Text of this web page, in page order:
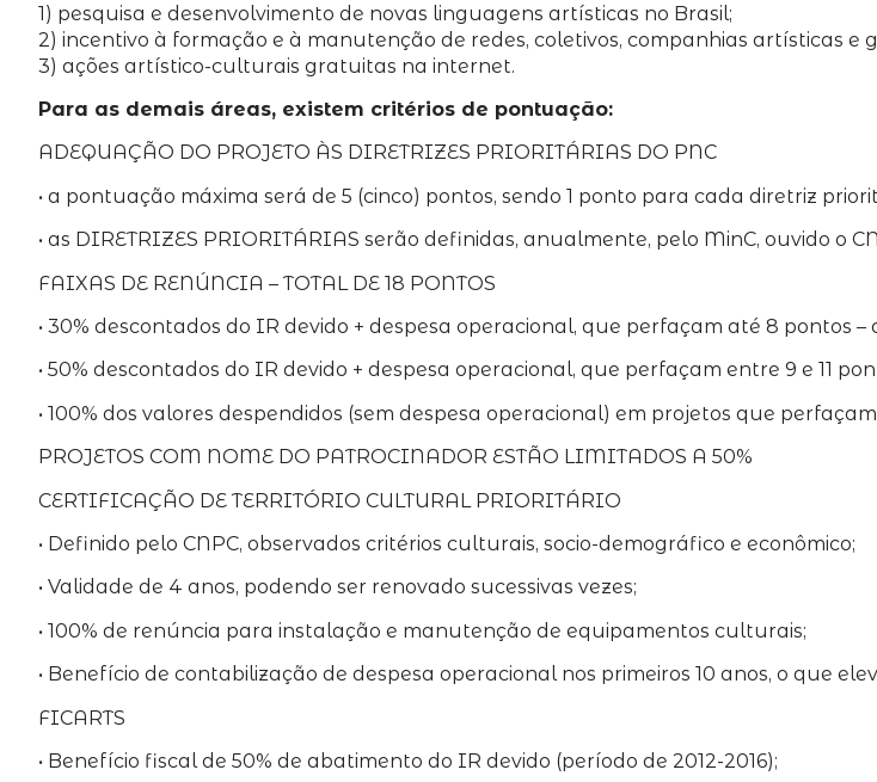
1) pesquisa e desenvolvimento de novas linguagens artísticas no Brasil;
2) incentivo à formação e à manutenção de redes, coletivos, companhias artísticas e
3) ações artístico-culturais gratuitas na internet.
Para as demais áreas, existem critérios de pontuação:
ADEQUAÇÃO DO PROJETO ÀS DIRETRIZES PRIORITÁRIAS DO PNC
• a pontuação máxima será de 5 (cinco) pontos, sendo 1 ponto para cada diretriz
• as DIRETRIZES PRIORITÁRIAS serão definidas, anualmente, pelo MinC, ouvido o
FAIXAS DE RENÚNCIA – TOTAL DE 18 PONTOS
• 30% descontados do IR devido + despesa operacional, que perfaçam até 8 pontos –
• 50% descontados do IR devido + despesa operacional, que perfaçam entre 9 e 11
• 100% dos valores despendidos (sem despesa operacional) em projetos que
PROJETOS COM NOME DO PATROCINADOR ESTÃO LIMITADOS A 50%
CERTIFICAÇÃO DE TERRITÓRIO CULTURAL PRIORITÁRIO
• Definido pelo CNPC, observados critérios culturais, socio-demográfico e econômico;
• Validade de 4 anos, podendo ser renovado sucessivas vezes;
• 100% de renúncia para instalação e manutenção de equipamentos culturais;
• Benefício de contabilização de despesa operacional nos primeiros 10 anos, o que
FICARTS
• Benefício fiscal de 50% de abatimento do IR devido (período de 2012-2016);